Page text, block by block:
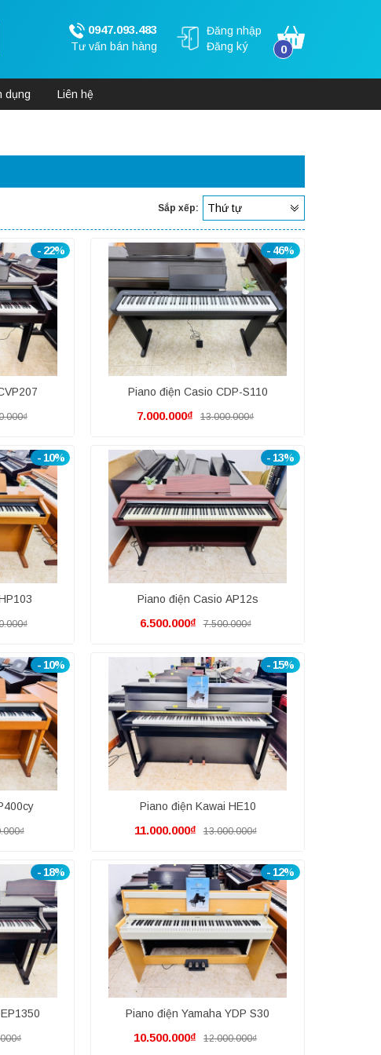
0947.093.483
Tư vấn bán hàng
Đăng nhập
Đăng ký
0
dụng Liên hệ
Sắp xếp: Thứ tự
- 22% - 46%
Piano điện Casio CDP-S110
7.000.000₫ 13.000.000₫
- 10% - 13%
Piano điện Casio AP12s
6.500.000₫ 7.500.000₫
- 10% - 15%
Piano điện Kawai HE10
11.000.000₫ 13.000.000₫
- 18% - 12%
Piano điện Yamaha YDP S30
10.500.000₫ 12.000.000₫